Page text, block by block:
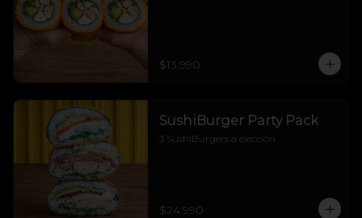
$13.990
SushiBurger Party Pack
3 SushiBurgers a elección
$24.990